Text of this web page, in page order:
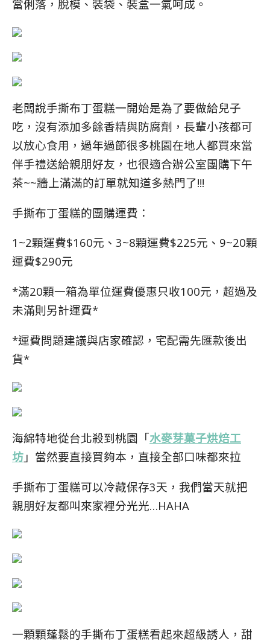
當俐落，脫模、裝袋、裝盒一氣呵成。
老闆說手撕布丁蛋糕一開始是為了要做給兒子
吃，沒有添加多餘香精與防腐劑，長輩小孩都可
以放心食用， 過年過節很多桃園在地人都買來當
伴手禮送給親朋好友，也很適合辦公室團購下午
茶~~牆上滿滿的訂單就知道多熱門了!!!
手撕布丁蛋糕的團購運費：
1~2顆運費$160元、3~8顆運費$225元、9~20顆
運費$290元
*滿20顆一箱為單位運費優惠只收100元，超過及
未滿則另計運費*
*運費問題建議與店家確認，宅配需先匯款後出
貨*
海綿特地從台北殺到桃園「水麥芽菓子烘焙工
坊 」當然要直接買夠本，直接全部口味都來拉
手撕布丁蛋糕可以冷藏保存3天，我們當天就把
親朋好友都叫來家裡分光光…HAHA
一顆顆蓬鬆的手撕布丁蛋糕看起來超級誘人，甜